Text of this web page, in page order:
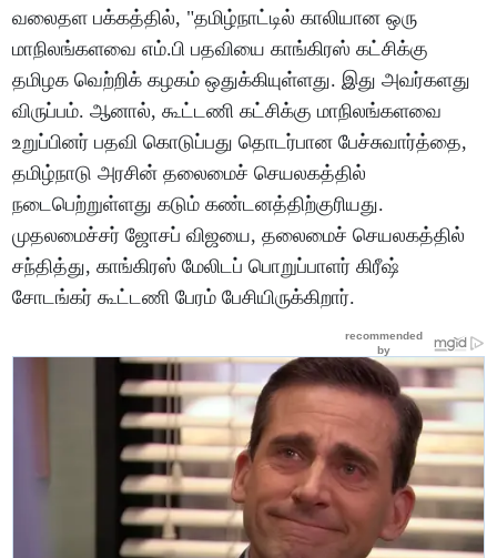
வலைதள பக்கத்தில், "தமிழ்நாட்டில் காலியான ஒரு
மாநிலங்களவை எம்.பி பதவியை காங்கிரஸ் கட்சிக்கு
தமிழக வெற்றிக் கழகம் ஒதுக்கியுள்ளது. இது அவர்களது
விருப்பம். ஆனால், கூட்டணி கட்சிக்கு மாநிலங்களவை
உறுப்பினர் பதவி கொடுப்பது தொடர்பான பேச்சுவார்த்தை,
தமிழ்நாடு அரசின் தலைமைச் செயலகத்தில்
நடைபெற்றுள்ளது கடும் கண்டனத்திற்குரியது.
முதலமைச்சர் ஜோசப் விஜயை, தலைமைச் செயலகத்தில்
சந்தித்து, காங்கிரஸ் மேலிடப் பொறுப்பாளர் கிரீஷ்
சோடங்கர் கூட்டணி பேரம் பேசியிருக்கிறார்.